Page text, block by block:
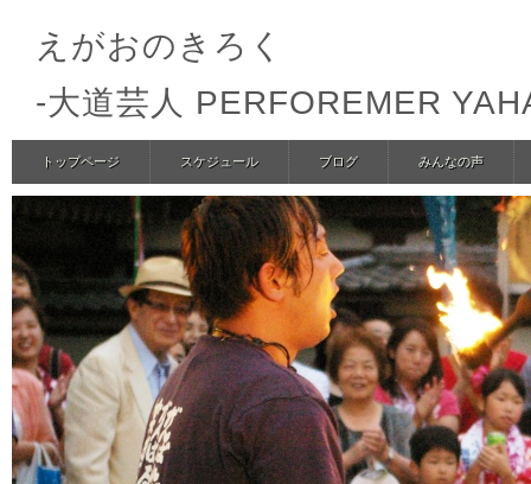
えがおのきろく
-大道芸人 PERFOREMER
トップページ スケジュール ブログ みんなの声